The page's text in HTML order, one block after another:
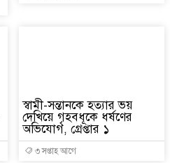
স্বামী-সন্তানকে হত্যার ভয়
দেখিয়ে গৃহবধূকে ধর্ষণের
অভিযোগ, গ্রেপ্তার ১
৩ সপ্তাহ আগে